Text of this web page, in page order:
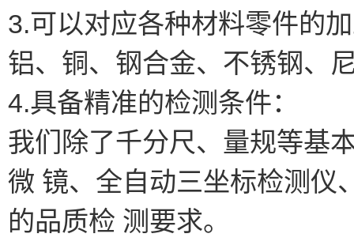
3.可以对应各种材料零件的
铝、铜、钢合金、不锈钢、
4.具备精准的检测条件：
我们除了千分尺、量规等基
微 镜、全自动三坐标检测仪
的品质检 测要求。